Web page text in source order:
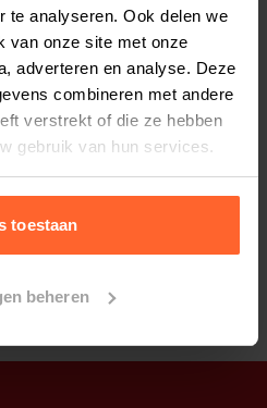
te analyseren. Ook delen we
van onze site met onze
adverteren en analyse. Deze
combineren met andere
verstrekt of die ze hebben
gebruik van hun services.
toestaan
beheren
Elke
weken
Elke
12 weken